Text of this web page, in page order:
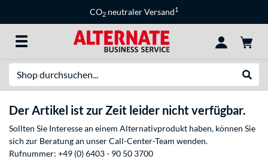
CO2 neutraler Versand1
Der Artikel ist zur Zeit leider nicht verfügbar.
Sollten Sie Interesse an einem Alternativprodukt haben, können Sie
sich zur Beratung an unser Call-Center-Team wenden.
Rufnummer: +49 (0) 6403 - 90 50 3700